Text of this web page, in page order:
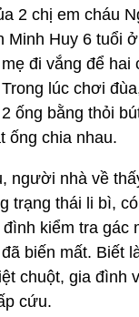
2 chị em cháu
Minh Huy 6 tuổi
đi vắng để hai
lúc chơi
ống bằng thỏi
ống chia nhau.
người nhà về
trạng thái li bì,
kiểm tra gác
biến mất. Biết
chuột, gia đình
cứu.